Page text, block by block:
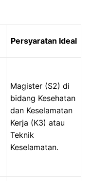
Persyaratan Ideal
Magister (S2) di
bidang Kesehatan
dan Keselamatan
Kerja (K3) atau
Teknik
Keselamatan.